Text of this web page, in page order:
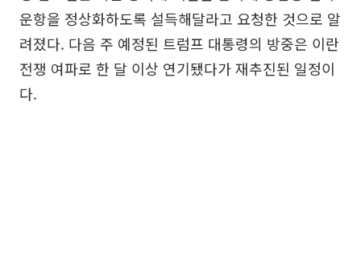
운항을 정상화하도록 설득해달라고 요청한 것으로 알
려졌다. 다음 주 예정된 트럼프 대통령의 방중은 이란
전쟁 여파로 한 달 이상 연기됐다가 재추진된 일정이
다.